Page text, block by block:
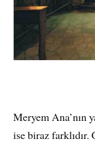
Meryem Ana’nın
ise biraz farklıdır.